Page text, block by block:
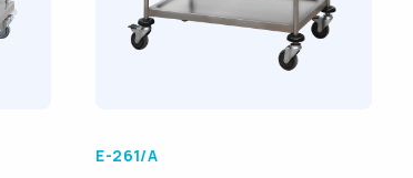
E-261/A